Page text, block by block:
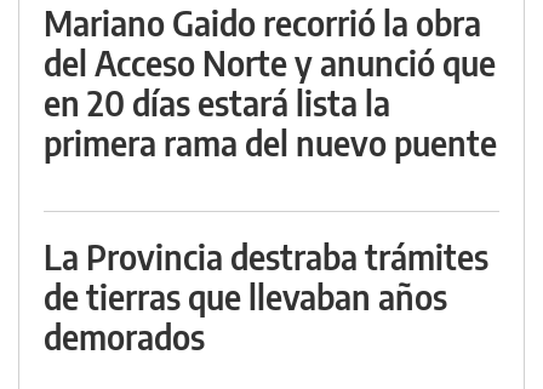
Mariano Gaido recorrió la obra
del Acceso Norte y anunció que
en 20 días estará lista la
primera rama del nuevo puente
La Provincia destraba trámites
de tierras que llevaban años
demorados